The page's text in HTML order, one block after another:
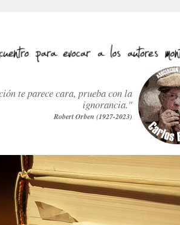
te parece cara, prueba con la
ignorancia."
Robert Orben (1927-2023)